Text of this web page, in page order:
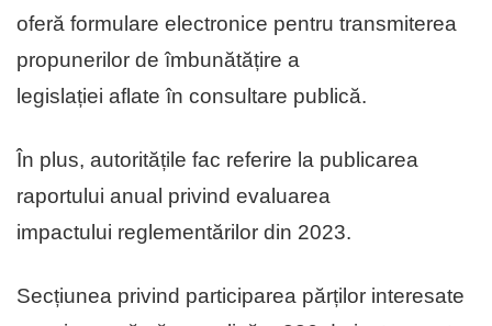
oferă formulare electronice pentru transmiterea
propunerilor de îmbunătățire a
legislației aflate în consultare publică.
În plus, autoritățile fac referire la publicarea
raportului anual privind evaluarea
impactului reglementărilor din 2023.
Secțiunea privind participarea părților interesate